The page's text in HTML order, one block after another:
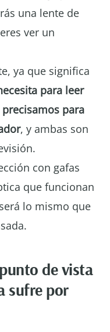
una lente de
ver un
ya que significa
para leer
para
, y ambas son
con gafas
que funcionan
lo mismo que
de vista
sufre por